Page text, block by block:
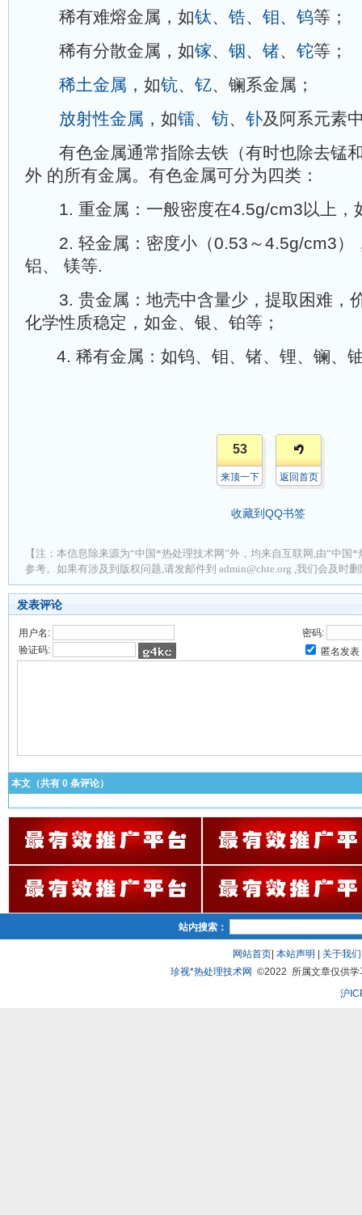
稀有难熔金属，如钛、 锆、 钼、 钨等；
稀有分散金属，如镓、 铟、 锗、 铊等；
稀土金属 ，如钪、 钇、镧系金属；
放射性金属 ，如镭、 钫、 钋及阿系元素
有色金属通常指除去铁（有时也除去锰
外 的所有金属。有色金属可分为四类：
1. 重金属：一般密度在4.5g/cm3以上，
2. 轻金属：密度小（0.53～4.5g/cm3）
铝、 镁等.
3. 贵金属：地壳中含量少，提取困难，
化学性质稳定，如金、银、铂等；
4. 稀有金属：如钨、钼、锗、锂、镧、
53
来顶一下 返回首页
收藏到QQ书签
【注：本信息除来源为“中国*热处理技术网”外，均来自互联网,由“中国
参考。如果有涉及到版权问题,请发邮件到 admin@chte.org ,我们会及时
发表评论
用户名:
密码:
验证码:
匿名发表
本文（共有 0 条评论）
站内搜索：
网站首页| 本站声明 关于我们
珍视*热处理技术网 ©2022 所属文章仅供学
沪